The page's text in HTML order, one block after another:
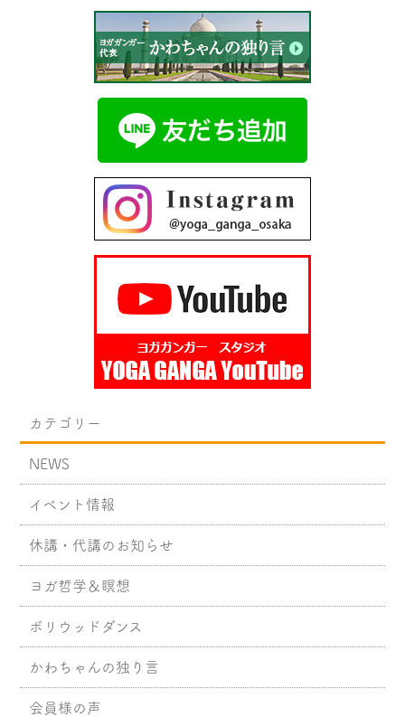
カテゴリー
NEWS
イベント情報
休講・代講のお知らせ
ヨガ哲学＆瞑想
ボリウッドダンス
かわちゃんの独り言
会員様の声